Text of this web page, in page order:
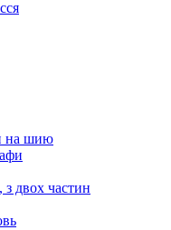
на шию
двох частин